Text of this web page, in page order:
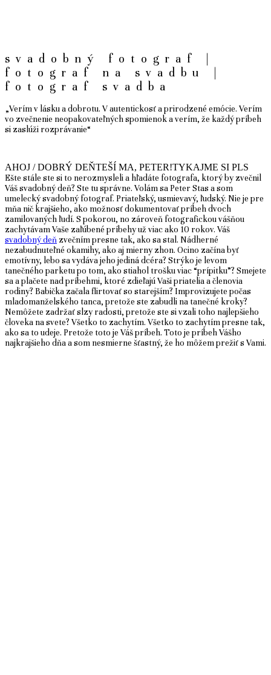
svadobný fotograf |
fotograf na svadbu |
fotograf svadba
„Verím v lásku a dobrotu. V autentickosť a prirodzené emócie. Verím
vo zvečnenie neopakovateľných spomienok a verím, že každý príbeh
si zaslúži rozprávanie“
AHOJ / DOBRÝ DEŇTEŠÍ MA, PETER!TYKAJME SI PLS
Ešte stále ste si to nerozmysleli a hľadáte fotografa, ktorý by zvečnil
Váš svadobný deň? Ste tu správne. Volám sa Peter Stas a som
umelecký svadobný fotograf. Priateľský, usmievavý, ľudský. Nie je pre
mňa nič krajšieho, ako možnosť dokumentovať príbeh dvoch
zamilovaných ľudí. S pokorou, no zároveň fotografickou vášňou
zachytávam Vaše zaľúbené príbehy už viac ako 10 rokov. Váš
svadobný deň zvečním presne tak, ako sa stal. Nádherné
nezabudnuteľné okamihy, ako aj mierny zhon. Ocino začína byť
emotívny, lebo sa vydáva jeho jediná dcéra? Strýko je levom
tanečného parketu po tom, ako stiahol trošku viac “prípitku”? Smejete
sa a plačete nad príbehmi, ktoré zdieľajú Vaši priatelia a členovia
rodiny? Babička začala flirtovať so starejším? Improvizujete počas
mladomanželského tanca, pretože ste zabudli na tanečné kroky?
Nemôžete zadržať slzy radosti, pretože ste si vzali toho najlepšieho
človeka na svete? Všetko to zachytím. Všetko to zachytím presne tak,
ako sa to udeje. Pretože toto je Váš príbeh. Toto je príbeh Vášho
najkrajšieho dňa a som nesmierne šťastný, že ho môžem prežiť s Vami.